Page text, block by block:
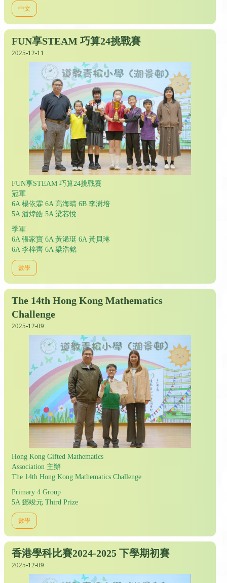
中文
FUN享STEAM 巧算24挑戰賽
2025-12-11
FUN享STEAM 巧算24挑戰賽
冠軍
6A 楊依霖 6A 高海晴 6B 李澍培
5A 潘煒皓 5A 梁芯悅
季軍
6A 張家寶 6A 黃浠珽 6A 黃貝琳
6A 李梓齊 6A 梁浩銘
數學
The 14th Hong Kong Mathematics
Challenge
2025-12-09
Hong Kong Gifted Mathematics
Association 主辦
The 14th Hong Kong Mathematics Challenge
Primary 4 Group
5A 鄧竣元 Third Prize
數學
香港學科比賽2024-2025 下學期初賽
2025-12-09